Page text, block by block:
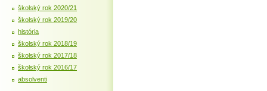
školský rok 2020/21
školský rok 2019/20
história
školský rok 2018/19
školský rok 2017/18
školský rok 2016/17
absolventi